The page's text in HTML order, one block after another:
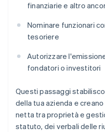
finanziarie e altro
Nominare funzionari
tesoriere
Autorizzare
fondatori o investitori
Questi passaggi
della tua azienda e
netta tra proprietà e
statuto, dei verbali delle